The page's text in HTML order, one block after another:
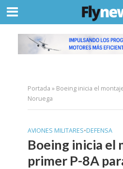
Portada » Boeing inicia el
Noruega
AVIONES MILITARES•DEFENSA
Boeing inicia el
primer P-8A